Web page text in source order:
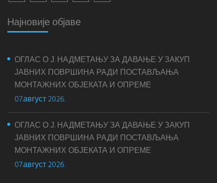
Најновије објаве
ОГЛАС О Ј. НАДМЕТАЊУ ЗА ДАВАЊЕ У ЗАКУП
ЈАВНИХ ПОВРШИНА РАДИ ПОСТАВЉАЊА
МОНТАЖНИХ ОБЈЕКАТА И ОПРЕМЕ
07.август 2026.
ОГЛАС О Ј. НАДМЕТАЊУ ЗА ДАВАЊЕ У ЗАКУП
ЈАВНИХ ПОВРШИНА РАДИ ПОСТАВЉАЊА
МОНТАЖНИХ ОБЈЕКАТА И ОПРЕМЕ
07.август 2026.